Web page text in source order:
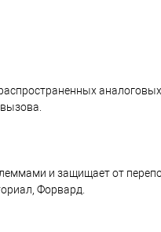
и защищает от
Форвард.